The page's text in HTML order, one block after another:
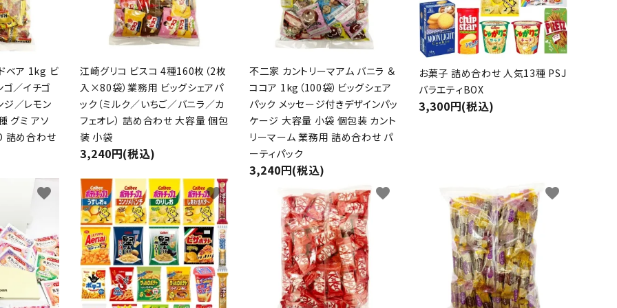
ベア 1kg ビ
ゴ／イチゴ
ジ／レモン
グミ アソ
詰め合わせ
江崎グリコ ビスコ 4種160枚（2枚
入×80袋）業務用 ビッグシェアパ
ック（ミルク／いちご／バニラ／カ
フェオレ） 詰め合わせ 大容量 個包
装 小袋
3,240円(税込)
不二家 カントリーマアム バニラ ＆
ココア 1kg（100袋）ビッグシェア
パック メッセージ付きデザインパッ
ケージ 大容量 小袋 個包装 カント
リーマーム 業務用 詰め合わせ パ
ーティパック
3,240円(税込)
お菓子 詰め合わせ 人気13種 PSJ
バラエティBOX
3,300円(税込)
favorite favorite favorite favorite